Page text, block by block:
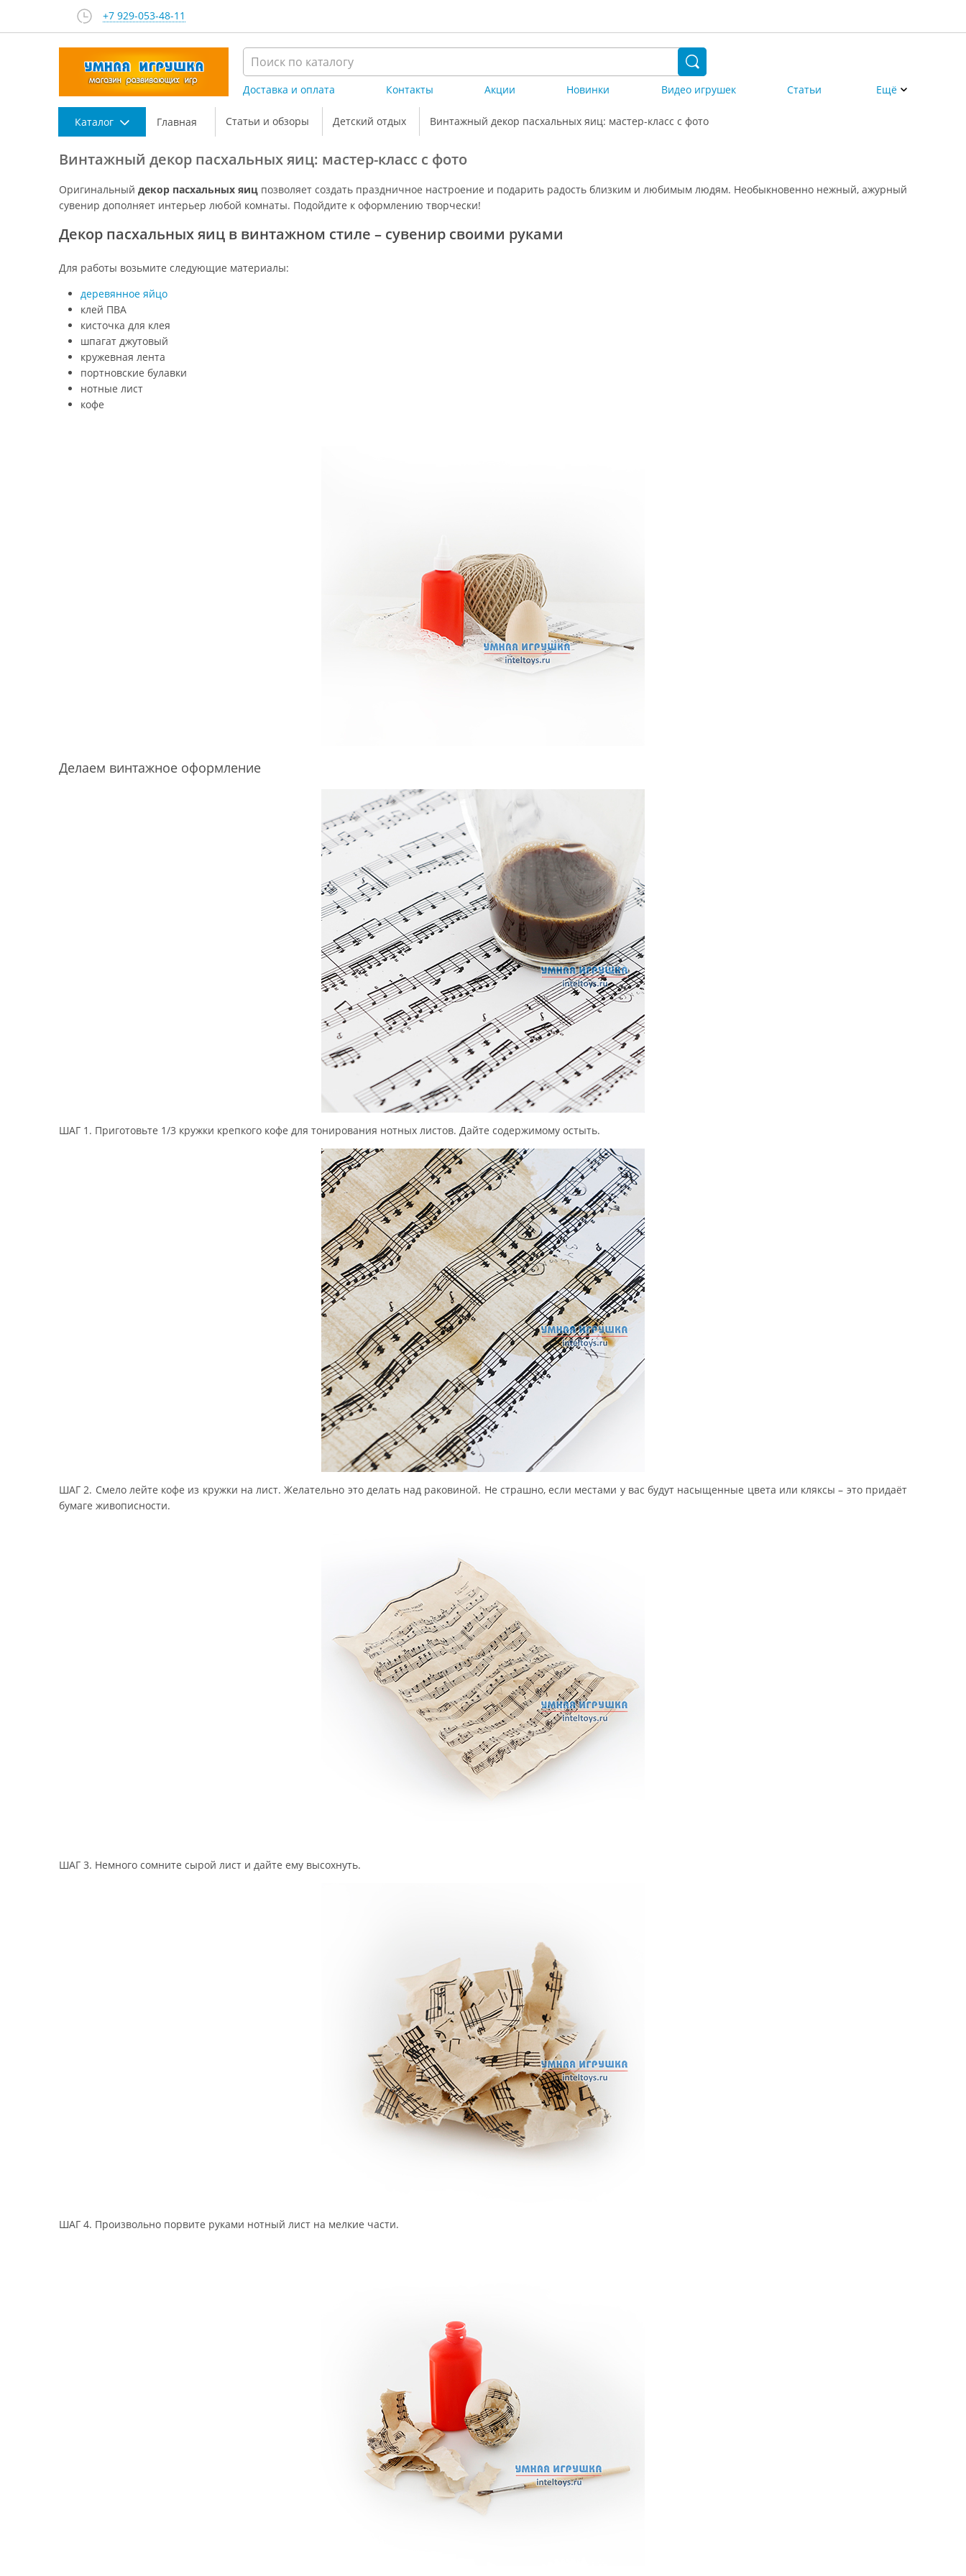
+7 929-053-48-11
Доставка и оплата Контакты Акции Новинки Видео игрушек Статьи Ещё
Каталог Главная Статьи и обзоры Детский отдых Винтажный декор пасхальных яиц: мастер-класс с фото
Винтажный декор пасхальных яиц: мастер-класс с фото
Оригинальный декор пасхальных яиц позволяет создать праздничное настроение и подарить радость близким и любимым людям. Необыкновенно нежный, ажурный
сувенир дополняет интерьер любой комнаты. Подойдите к оформлению творчески!
Декор пасхальных яиц в винтажном стиле – сувенир своими руками
Для работы возьмите следующие материалы:
деревянное яйцо
клей ПВА
кисточка для клея
шпагат джутовый
кружевная лента
портновские булавки
нотные лист
кофе
Делаем винтажное оформление
ШАГ 1. Приготовьте 1/3 кружки крепкого кофе для тонирования нотных листов. Дайте содержимому остыть.
ШАГ 2. Смело лейте кофе из кружки на лист. Желательно это делать над раковиной. Не страшно, если местами у вас будут насыщенные цвета или кляксы – это придаёт
бумаге живописности.
ШАГ 3. Немного сомните сырой лист и дайте ему высохнуть.
ШАГ 4. Произвольно порвите руками нотный лист на мелкие части.